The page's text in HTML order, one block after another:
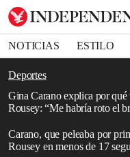
NOTICIAS ESTILO
DEPORTES
Deportes
Gina Carano explica por qué
Rousey: “Me habría roto el
Carano, que peleaba por
Rousey en menos de 17
Bookmark
Removed from bookmarks
Close popover